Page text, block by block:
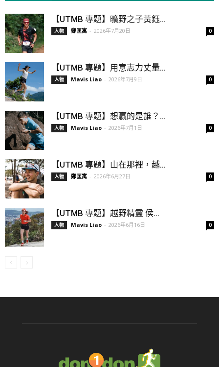
【UTMB 專題】曠野之子黃鈺...
人物 鄭匡寓 - 2026年7月20日 0
【UTMB 專題】用意志力丈量...
人物 Mavis Liao - 2026年7月9日 0
【UTMB 專題】想贏的是誰？...
人物 Mavis Liao - 2026年7月1日 0
【UTMB 專題】山在那裡，越...
人物 鄭匡寓 - 2026年6月27日 0
【UTMB 專題】越野精靈 侯...
人物 Mavis Liao - 2026年6月16日 0